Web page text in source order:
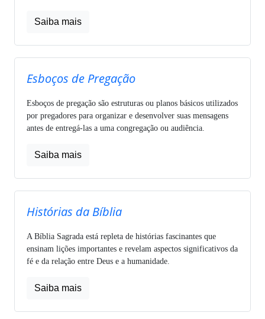
Saiba mais
Esboços de Pregação
Esboços de pregação são estruturas ou planos básicos utilizados
por pregadores para organizar e desenvolver suas mensagens
antes de entregá-las a uma congregação ou audiência.
Saiba mais
Histórias da Bíblia
A Bíblia Sagrada está repleta de histórias fascinantes que
ensinam lições importantes e revelam aspectos significativos da
fé e da relação entre Deus e a humanidade.
Saiba mais